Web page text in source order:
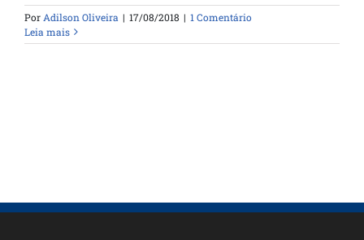
Por Adilson Oliveira | 17/08/2018 | 1 Comentário
Leia mais